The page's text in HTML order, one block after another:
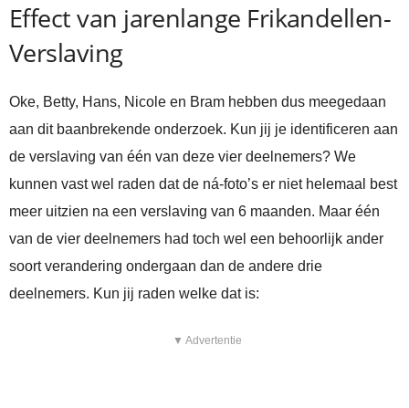
Effect van jarenlange Frikandellen-
Verslaving
Oke, Betty, Hans, Nicole en Bram hebben dus meegedaan
aan dit baanbrekende onderzoek. Kun jij je identificeren aan
de verslaving van één van deze vier deelnemers? We
kunnen vast wel raden dat de ná-foto’s er niet helemaal best
meer uitzien na een verslaving van 6 maanden. Maar één
van de vier deelnemers had toch wel een behoorlijk ander
soort verandering ondergaan dan de andere drie
deelnemers. Kun jij raden welke dat is:
▼ Advertentie